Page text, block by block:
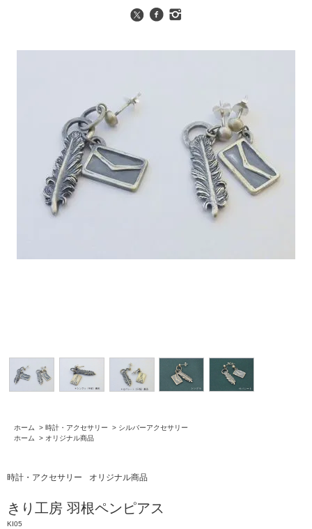
ホーム > 時計・アクセサリー > シルバーアクセサリー
ホーム
> オリジナル商品
時計・アクセサリー オリジナル商品
きり工房 羽根ペンピアス
KI05